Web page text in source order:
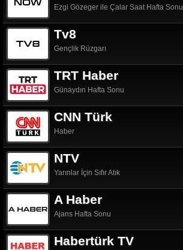
Ezgi Gözeger ile Çalar Saat Hafta Sonu
Tv8
Gençlik Rüzgarı
TRT Haber
Günaydın Hafta Sonu
CNN Türk
Haber
NTV
Yarınlar İçin Sıfır Atık
A Haber
Ajans Hafta Sonu
Habertürk TV